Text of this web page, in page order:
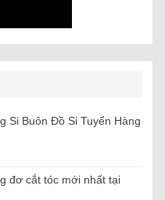
Si Buôn Đồ Si Tuyển Hàng
đơ cắt tóc mới nhất tại